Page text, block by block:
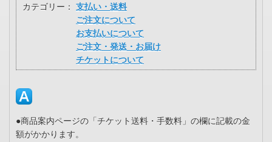
カテゴリー：
支払い・送料
ご注文について
お支払いについて
ご注文・発送・お届け
チケットについて
●商品案内ページの「チケット送料・手数料」の欄に記載の金
額がかかります。